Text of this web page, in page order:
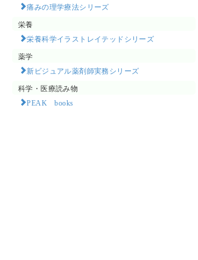
痛みの理学療法シリーズ
栄養
栄養科学イラストレイテッドシリーズ
薬学
新ビジュアル薬剤師実務シリーズ
科学・医療読み物
PEAK books​